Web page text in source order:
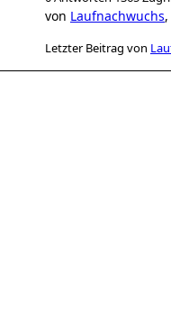
von Laufnachwuchs,
Letzter Beitrag von